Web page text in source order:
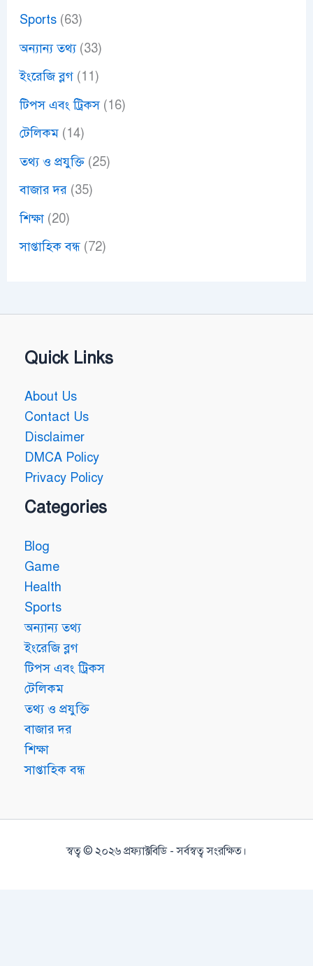
Sports(63)
অন্যান্য তথ্য(33)
ইংরেজি ব্লগ(11)
টিপস এবং ট্রিকস(16)
টেলিকম(14)
তথ্য ও প্রযুক্তি(25)
বাজার দর(35)
শিক্ষা(20)
সাপ্তাহিক বন্ধ(72)
Quick Links
About Us
Contact Us
Disclaimer
DMCA Policy
Privacy Policy
Categories
Blog
Game
Health
Sports
অন্যান্য তথ্য
ইংরেজি ব্লগ
টিপস এবং ট্রিকস
টেলিকম
তথ্য ও প্রযুক্তি
বাজার দর
শিক্ষা
সাপ্তাহিক বন্ধ
স্বত্ব © ২০২৬ প্রফ্যাক্টবিডি - সর্বস্বত্ব সংরক্ষিত।